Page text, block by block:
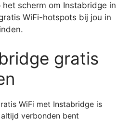
het scherm om Instabridge in
WiFi-hotspots bij jou in
gratis
WiFi met Instabridge is
verbonden bent